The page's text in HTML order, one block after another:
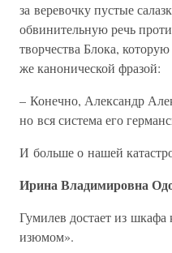
за веревочку пустые
обвинительную речь
творчества Блока,
же канонической фразой:
– Конечно, Александр
но вся система его
И больше о нашей
Ирина Владимировна
Гумилев достает из шкафа
изюмом».